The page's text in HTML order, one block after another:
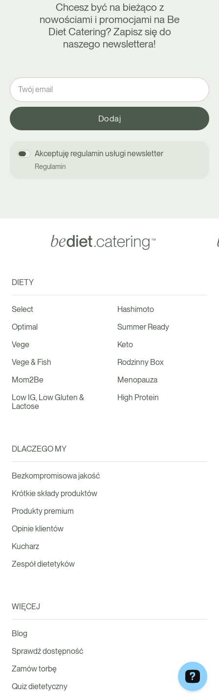
Chcesz być na bieżąco z
nowościami i promocjami na Be
Diet Catering? Zapisz się do
naszego newslettera!
Akceptuję regulamin usługi newsletter
Regulamin
DIETY
Select
Optimal
Vege
Vege & Fish
Mom2Be
Low IG, Low Gluten &
Lactose
Hashimoto
Summer Ready
Keto
Rodzinny Box
Menopauza
High Protein
DLACZEGO MY
Bezkompromisowa jakość
Krótkie składy produktów
Produkty premium
Opinie klientów
Kucharz
Zespół dietetyków
WIĘCEJ
Blog
Sprawdź dostępność
Zamów torbę
Quiz dietetyczny